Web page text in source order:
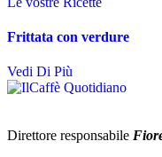
Frittata con verdure
Vedi Di Più
Direttore responsabile